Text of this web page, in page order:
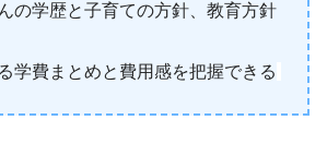
の学歴と子育ての方針、教育方針
学費まとめと費用感を把握できる